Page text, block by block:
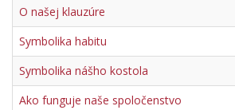
O našej klauzúre
Symbolika habitu
Symbolika nášho kostola
Ako funguje naše spoločenstvo